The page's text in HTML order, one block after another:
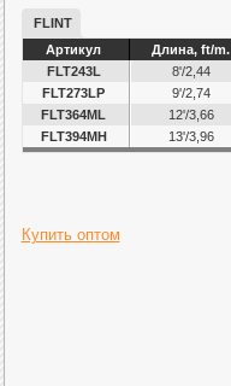
FLINT
Артикул
Длина, ft/m.
FLT243L
8'/2,44
FLT273LP
9'/2,74
FLT364ML
12'/3,66
FLT394MH
13'/3,96
Купить оптом